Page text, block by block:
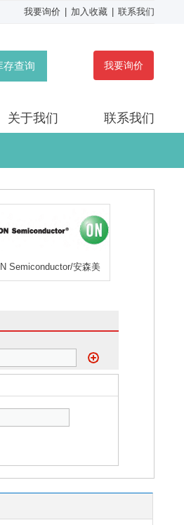
我要询价 加入收藏 联系我们
存查询 我要询价
关于我们 联系我们
Semiconductor/安森美